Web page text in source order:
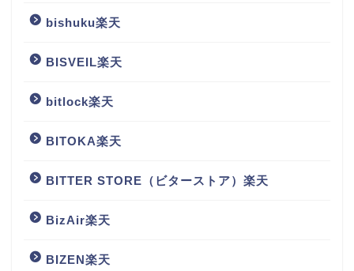
bishuku楽天
BISVEIL楽天
bitlock楽天
BITOKA楽天
BITTER STORE（ビターストア）楽天
BizAir楽天
BIZEN楽天